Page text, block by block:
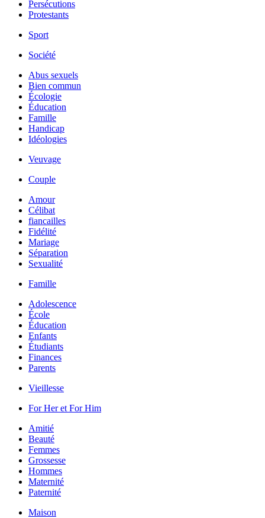
Persécutions
Protestants
Sport
Société
Abus sexuels
Bien commun
Écologie
Éducation
Famille
Handicap
Idéologies
Veuvage
Couple
Amour
Célibat
fiancailles
Fidélité
Mariage
Séparation
Sexualité
Famille
Adolescence
École
Éducation
Enfants
Étudiants
Finances
Parents
Vieillesse
For Her et For Him
Amitié
Beauté
Femmes
Grossesse
Hommes
Maternité
Paternité
Maison